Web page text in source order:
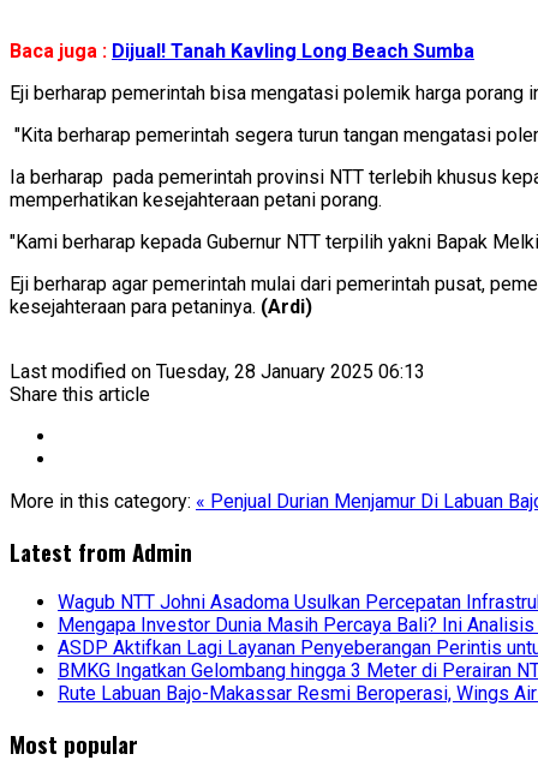
Baca juga : Dijual! Tanah Kavling Long Beach Sumba
Eji berharap pemerintah bisa mengatasi polemik harga
"Kita berharap pemerintah segera turun tangan mengatasi
Ia berharap pada pemerintah provinsi NTT terlebih khusus
memperhatikan kesejahteraan petani porang.
"Kami berharap kepada Gubernur NTT terpilih yakni Bapak
Eji berharap agar pemerintah mulai dari pemerintah pusat,
kesejahteraan para petaninya. (Ardi)
Last modified on Tuesday, 28 January 2025 06:13
Share this article
More in this category: « Penjual Durian Menjamur Di Labuan
Latest from Admin
Wagub NTT Johni Asadoma Usulkan Percepatan
Mengapa Investor Dunia Masih Percaya Bali? Ini
ASDP Aktifkan Lagi Layanan Penyeberangan Perintis
BMKG Ingatkan Gelombang hingga 3 Meter di Perairan
Rute Labuan Bajo-Makassar Resmi Beroperasi, Wings
Most popular